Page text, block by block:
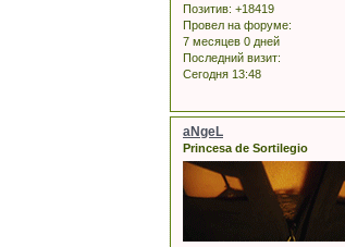
Позитив: +18419
Провел на форуме:
7 месяцев 0 дней
Последний визит:
Сегодня 13:48
aNgeL
Princesa de Sortilegio